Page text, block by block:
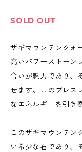
SOLD OUT
ザギマウンテンクォ
高いパワーストーン
合いが魅力であり、
せます。このブレス
なエネルギーを引き
このザギマウンテン
い希少な石であり、